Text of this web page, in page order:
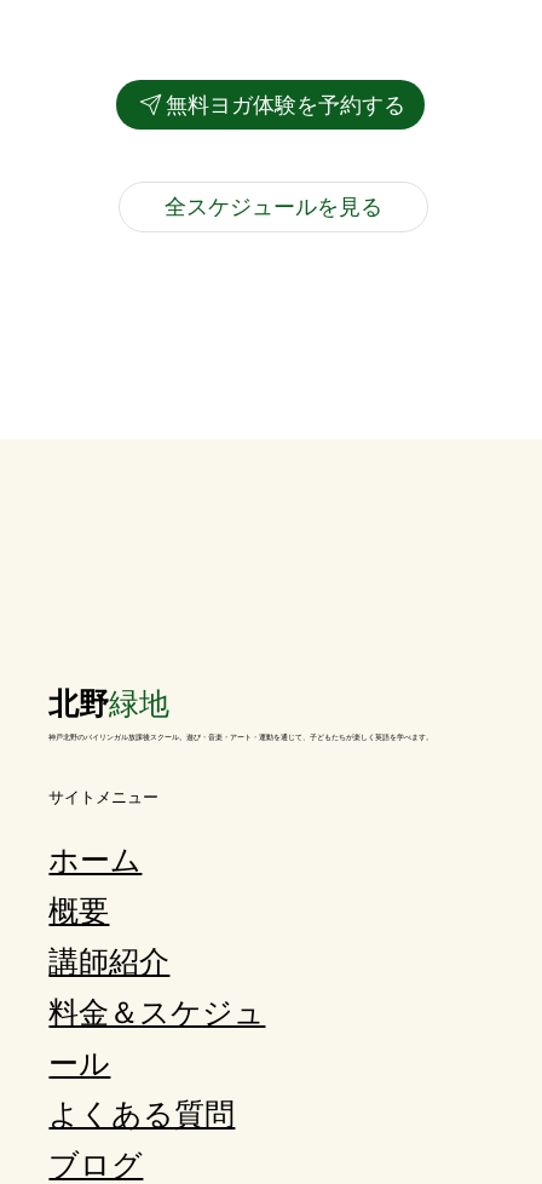
無料ヨガ体験を予約する
全スケジュールを見る
北野緑地
神戸北野のバイリンガル放課後スクール。遊び・音楽・アート・運動を通じて、子どもたちが楽しく英語を学べます。
​サイトメニュー
ホーム
概要
講師紹介
料金＆スケジュ
ール
よくある質問
ブログ